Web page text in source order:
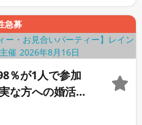
急募
％が1人で参加
な方への婚活パ